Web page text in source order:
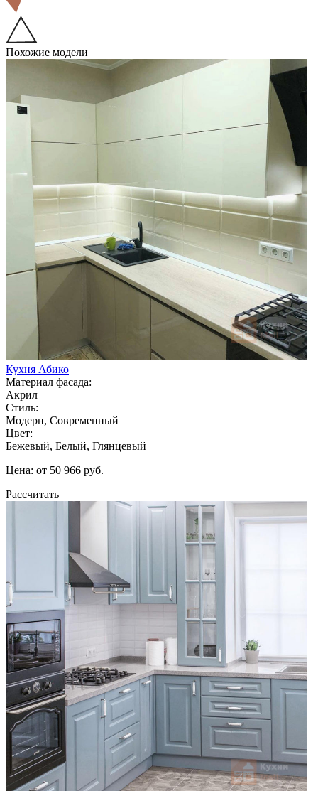
Похожие модели
Кухня Абико
Материал фасада:
Акрил
Стиль:
Модерн, Современный
Цвет:
Бежевый, Белый, Глянцевый
Цена: от 50 966 руб.
Рассчитать